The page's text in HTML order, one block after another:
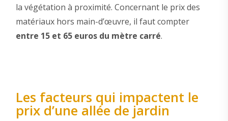
la végétation à proximité. Concernant le prix des
matériaux hors main-d’œuvre, il faut compter
entre 15 et 65 euros du mètre carré.
Les facteurs qui impactent le
prix d’une allée de jardin